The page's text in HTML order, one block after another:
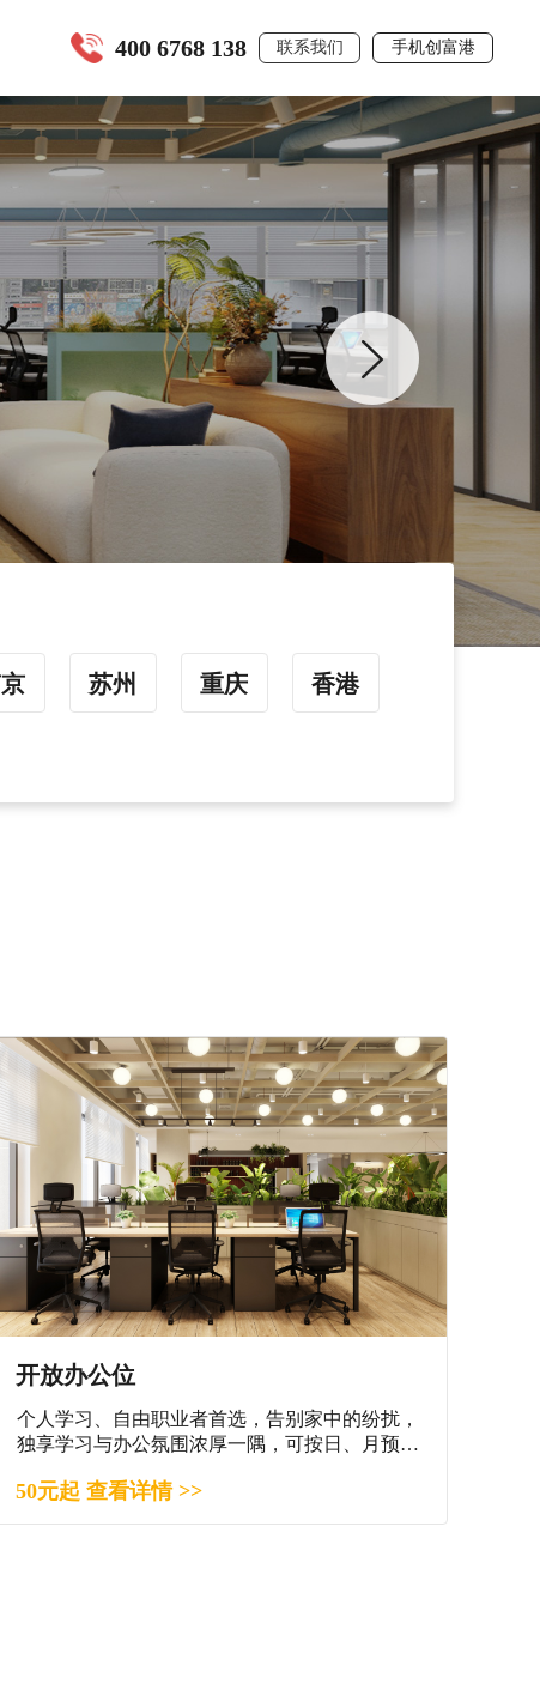
400 6768 138 联系我们 手机创富港
苏州 重庆 香港
开放办公位
个人学习、自由职业者首选，告别家中的纷扰，
独享学习与办公氛围浓厚一隅，可按日、月预
50元起 查看详情 >>